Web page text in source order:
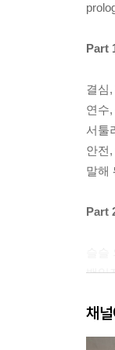
Part
결심
연수
서툴
안전
말해
Part
백일
하이
채